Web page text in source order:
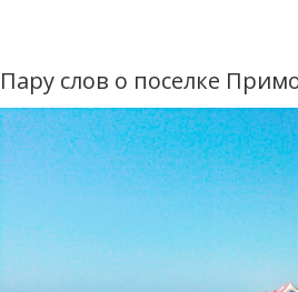
Пару слов о поселке